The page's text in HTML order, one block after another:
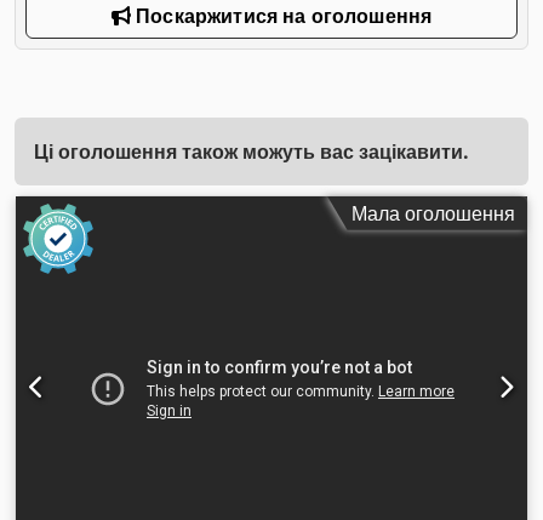
Поскаржитися на оголошення
Ці оголошення також можуть вас зацікавити.
Мала оголошення